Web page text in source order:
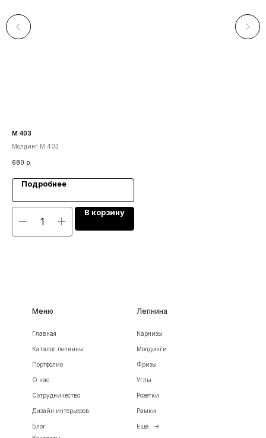
М 403
Молдинг М 403
680 р.
Подробнее
В корзину
Меню
Главная
О нас
Каталог лепнины
Портфолио
Сотрудничество
Дизайн интерьеров
Блог
Лепнина
Карнизы
Молдинги
Фризы
Углы
Розетки
Рамки
Ещё...->